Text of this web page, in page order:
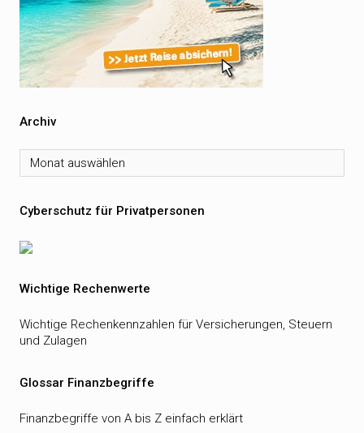
Archiv
Archiv
Cyberschutz für Privatpersonen
Wichtige Rechenwerte
Wichtige Rechenkennzahlen für Versicherungen, Steuern
und Zulagen
Glossar Finanzbegriffe
Finanzbegriffe von A bis Z einfach erklärt